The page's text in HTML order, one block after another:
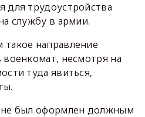
для трудоустройства
службу в армии.
направление
несмотря на
туда явиться,
был оформлен должным